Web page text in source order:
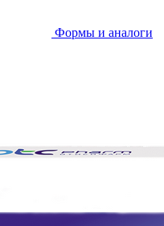
Формы и аналоги